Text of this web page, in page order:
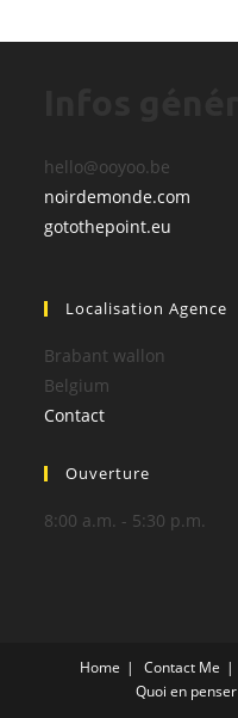
hello@ooyoo.be
noirdemonde.com
gotothepoint.eu
Localisation Agence
Brabant wallon
Belgium
Contact
Ouverture
8:00 a.m. - 5:30 p.m.
Home Contact Me
Quoi en penser